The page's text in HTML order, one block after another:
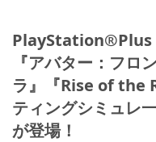
PlayStation®Plus
『アバター：フロ
ラ』『Rise of the
ティングシミュレ
が登場！